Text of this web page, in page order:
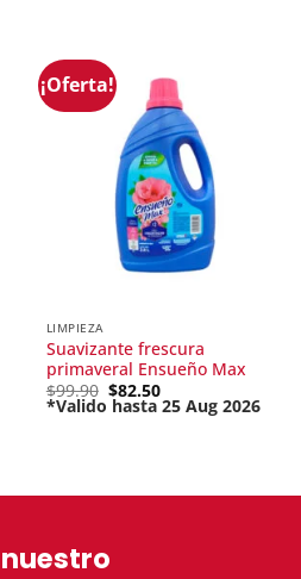
¡Oferta!
LIMPIEZA
Suavizante frescura
primaveral Ensueño Max
$99.90 Original
price
$82.50
*Valido hasta 25 Aug 2026